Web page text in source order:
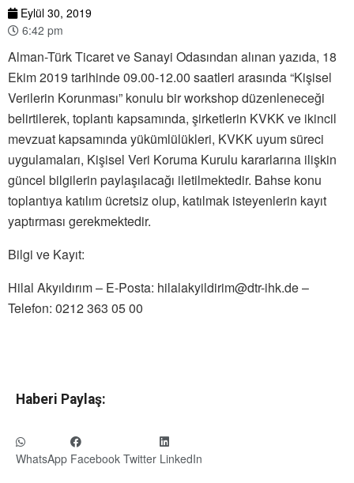
Eylül 30, 2019
6:42 pm
Alman-Türk Ticaret ve Sanayi Odasından alınan yazıda, 18
Ekim 2019 tarihinde 09.00-12.00 saatleri arasında “Kişisel
Verilerin Korunması” konulu bir workshop düzenleneceği
belirtilerek, toplantı kapsamında, şirketlerin KVKK ve ikincil
mevzuat kapsamında yükümlülükleri, KVKK uyum süreci
uygulamaları, Kişisel Veri Koruma Kurulu kararlarına ilişkin
güncel bilgilerin paylaşılacağı iletilmektedir. Bahse konu
toplantıya katılım ücretsiz olup, katılmak isteyenlerin kayıt
yaptırması gerekmektedir.
Bilgi ve Kayıt:
Hilal Akyıldırım – E-Posta: hilalakyildirim@dtr-ihk.de –
Telefon: 0212 363 05 00
Haberi Paylaş:
WhatsApp Facebook Twitter LinkedIn